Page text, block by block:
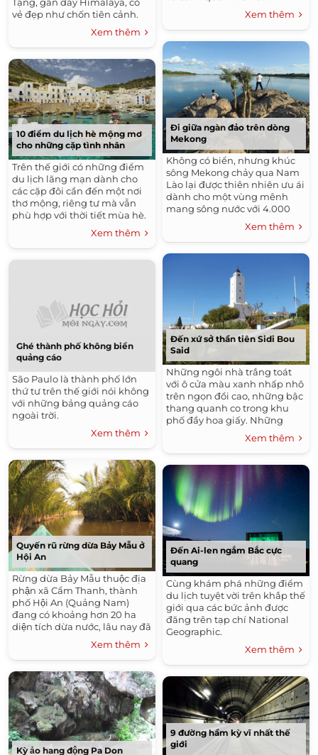
Tạng, gần dãy Himalaya, có
vẻ đẹp như chốn tiên cảnh.
Xem thêm
10 điểm du lịch hè mộng mơ
cho những cặp tình nhân
Trên thế giới có những điểm
du lịch lãng mạn dành cho
các cặp đôi cần đến một nơi
thơ mộng, riêng tư mà vẫn
phù hợp với thời tiết mùa hè.
Xem thêm
Ghé thành phố không biển
quảng cáo
São Paulo là thành phố lớn
thứ tư trên thế giới nói không
với những bảng quảng cáo
ngoài trời.
Xem thêm
Quyến rũ rừng dừa Bảy Mẫu ở
Hội An
Rừng dừa Bảy Mẫu thuộc địa
phận xã Cẩm Thanh, thành
phố Hội An (Quảng Nam)
đang có khoảng hơn 20 ha
diện tích dừa nước, lâu nay đã
trở thành địa điểm tham
quan, trải nghiệm thú vị cho
những du khách muốn khám
phá vùng đất mới, với hàng
nghìn lượt khách đến hàng
năm.
Xem thêm
Kỳ ảo hang động Pa Don
Xem thêm
Đi giữa ngàn đảo trên dòng
Mekong
Không có biển, nhưng khúc
sông Mekong chảy qua Nam
Lào lại được thiên nhiên ưu ái
dành cho một vùng mênh
mang sông nước với 4.000
hòn đảo lớn nhỏ, tạo thành
một vùng hoang sơ, kỳ vĩ có
tên Si Phan Don.
Xem thêm
Đến xứ sở thần tiên Sidi Bou
Said
Những ngôi nhà trắng toát
với ô cửa màu xanh nhấp nhô
trên ngọn đồi cao, những bậc
thang quanh co trong khu
phố đầy hoa giấy. Những
công viên được thiết kế theo
“vườn địa đàng” trong thần
thoại Hy Lạp… khiến du khách
“ngẩn ngơ” khi lạc bước đến
thị trấn Sidi Bou Said của
Tunisia.
Xem thêm
Đến Ai-len ngắm Bắc cực
quang
Cùng khám phá những điểm
du lịch tuyệt vời trên khắp thế
giới qua các bức ảnh được
đăng trên tạp chí National
Geographic.
Xem thêm
9 đường hầm kỳ vĩ nhất thế
giới